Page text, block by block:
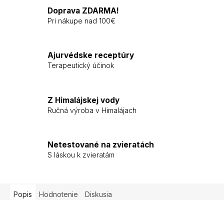
Doprava ZDARMA!
Pri nákupe nad 100€
Ajurvédske receptúry
Terapeutický účinok
Z Himalájskej vody
Ručná výroba v Himalájach
Netestované na zvieratách
S láskou k zvieratám
Popis Hodnotenie Diskusia